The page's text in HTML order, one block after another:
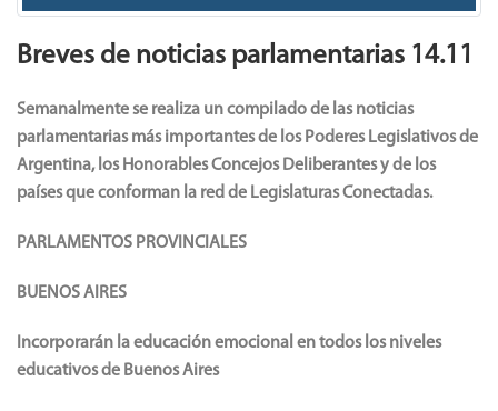
Breves de noticias parlamentarias 14.11
Semanalmente se realiza un compilado de las noticias
parlamentarias más importantes de los Poderes Legislativos de
Argentina, los Honorables Concejos Deliberantes y de los
países que conforman la red de Legislaturas Conectadas.
PARLAMENTOS PROVINCIALES
BUENOS AIRES
Incorporarán la educación emocional en todos los niveles
educativos de Buenos Aires